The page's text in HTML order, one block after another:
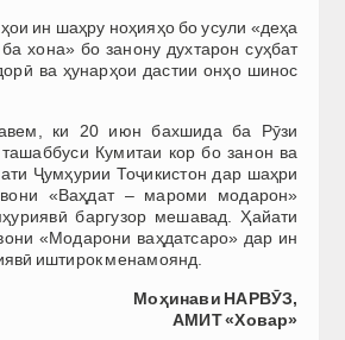
ин шаҳру ноҳияҳо бо усули «деҳа
хона» бо занону духтарон суҳбат
ва ҳунарҳои дастии онҳо шинос
ки 20 июн бахшида ба Рӯзи
Кумитаи кор бо занон ва
Ҷумҳурии Тоҷикистон дар шаҳри
«Ваҳдат – мароми модарон»
баргузор мешавад. Ҳайати
«Модарони ваҳдатсаро» дар ин
иштирок менамоянд.
Моҳинави НАРВӮЗ,
АМИТ «Ховар»